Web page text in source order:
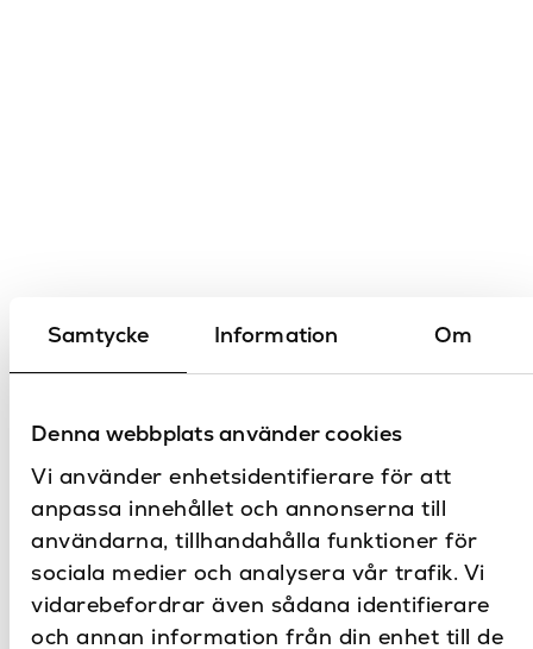
Samtycke Information Om
Denna webbplats använder cookies
Vi använder enhetsidentifierare för att
anpassa innehållet och annonserna till
användarna, tillhandahålla funktioner för
sociala medier och analysera vår trafik. Vi
vidarebefordrar även sådana identifierare
och annan information från din enhet till de